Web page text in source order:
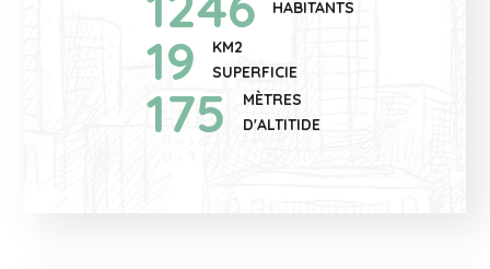
HABITANTS
19
KM2
SUPERFICIE
175
MÈTRES
D'ALTITIDE